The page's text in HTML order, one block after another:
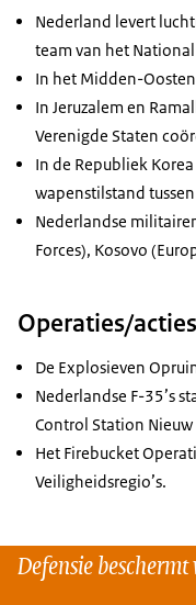
Nederland levert
team van het
In het Midden-
In Jeruzalem en
Verenigde Staten
In de Republiek
wapenstilstand
Nederlandse
Forces), Kosovo
Operaties/
De Explosieven
Nederlandse F-35’s
Control Station
Het Firebucket
Veiligheidsregio’s.
Defensie